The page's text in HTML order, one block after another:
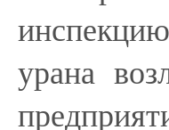
урана